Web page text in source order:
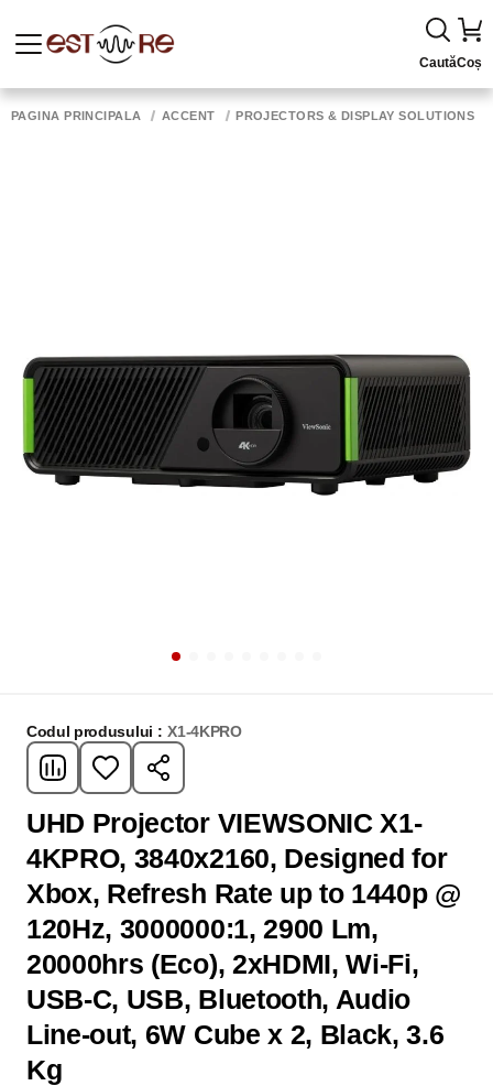
CautăCoș
PAGINA PRINCIPALĂ ACCENT PROJECTORS & DISPLAY SOLUTIONS
Codul produsului : X1-4KPRO
UHD Projector VIEWSONIC X1-
4KPRO, 3840x2160, Designed for
Xbox, Refresh Rate up to 1440p @
120Hz, 3000000:1, 2900 Lm,
20000hrs (Eco), 2xHDMI, Wi-Fi,
USB-C, USB, Bluetooth, Audio
Line-out, 6W Cube x 2, Black, 3.6
Kg